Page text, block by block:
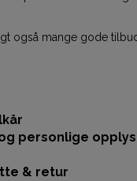
også mange gode
personlige
& retur